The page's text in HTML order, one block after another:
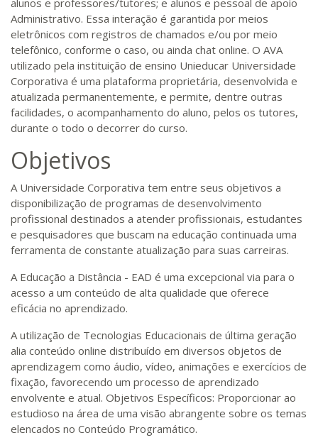
alunos e professores/tutores; e alunos e pessoal de apoio
Administrativo. Essa interação é garantida por meios
eletrônicos com registros de chamados e/ou por meio
telefônico, conforme o caso, ou ainda chat online. O AVA
utilizado pela instituição de ensino Unieducar Universidade
Corporativa é uma plataforma proprietária, desenvolvida e
atualizada permanentemente, e permite, dentre outras
facilidades, o acompanhamento do aluno, pelos os tutores,
durante o todo o decorrer do curso.
Objetivos
A Universidade Corporativa tem entre seus objetivos a
disponibilização de programas de desenvolvimento
profissional destinados a atender profissionais, estudantes
e pesquisadores que buscam na educação continuada uma
ferramenta de constante atualização para suas carreiras.
A Educação a Distância - EAD é uma excepcional via para o
acesso a um conteúdo de alta qualidade que oferece
eficácia no aprendizado.
A utilização de Tecnologias Educacionais de última geração
alia conteúdo online distribuído em diversos objetos de
aprendizagem como áudio, vídeo, animações e exercícios de
fixação, favorecendo um processo de aprendizado
envolvente e atual. Objetivos Específicos: Proporcionar ao
estudioso na área de uma visão abrangente sobre os temas
elencados no Conteúdo Programático.